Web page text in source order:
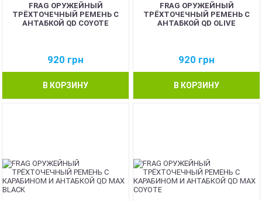
FRAG ОРУЖЕЙНЫЙ
ТРЁХТОЧЕЧНЫЙ РЕМЕНЬ С
АНТАБКОЙ QD COYOTE
920 грн
В КОРЗИНУ
FRAG ОРУЖЕЙНЫЙ
ТРЁХТОЧЕЧНЫЙ РЕМЕНЬ С
АНТАБКОЙ QD OLIVE
920 грн
В КОРЗИНУ